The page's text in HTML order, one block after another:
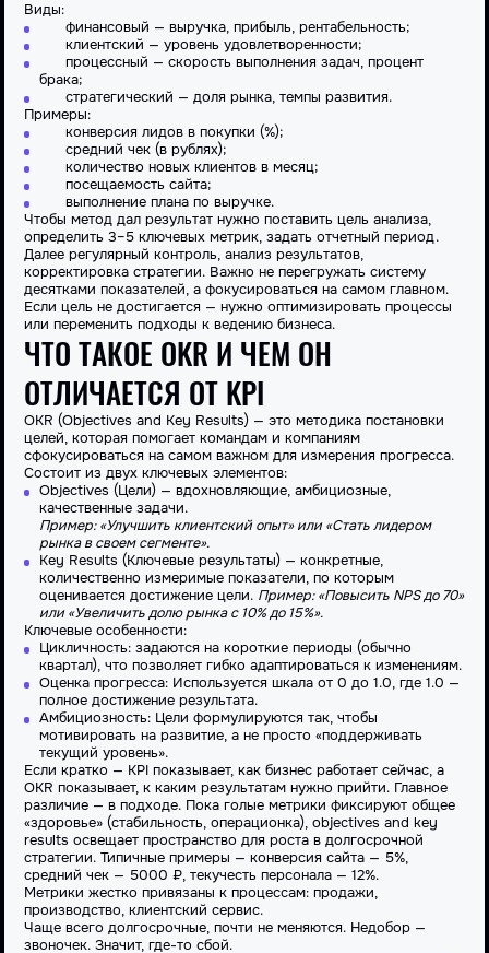
Виды:
финансовый — выручка, прибыль, рентабельность;
клиентский — уровень удовлетворенности;
процессный — скорость выполнения задач, процент
брака;
стратегический — доля рынка, темпы развития.
Примеры:
конверсия лидов в покупки (%);
средний чек (в рублях);
количество новых клиентов в месяц;
посещаемость сайта;
выполнение плана по выручке.
Чтобы метод дал результат нужно поставить цель анализа,
определить 3–5 ключевых метрик, задать отчетный период.
Далее регулярный контроль, анализ результатов,
корректировка стратегии. Важно не перегружать систему
десятками показателей, а фокусироваться на самом главном.
Если цель не достигается — нужно оптимизировать процессы
или переменить подходы к ведению бизнеса.
ЧТО ТАКОЕ OKR И ЧЕМ ОН
ОТЛИЧАЕТСЯ ОТ KPI
OKR (Objectives and Key Results) — это методика постановки
целей, которая помогает командам и компаниям
сфокусироваться на самом важном для измерения прогресса.
Состоит из двух ключевых элементов:
Objectives (Цели) — вдохновляющие, амбициозные,
качественные задачи.
Пример: «Улучшить клиентский опыт» или «Стать лидером
рынка в своем сегменте».
Key Results (Ключевые результаты) — конкретные,
количественно измеримые показатели, по которым
оценивается достижение цели. Пример: «Повысить NPS до 70»
или «Увеличить долю рынка с 10% до 15%».
Ключевые особенности:
Цикличность: задаются на короткие периоды (обычно
квартал), что позволяет гибко адаптироваться к изменениям.
Оценка прогресса: Используется шкала от 0 до 1.0, где 1.0 —
полное достижение результата.
Амбициозность: Цели формулируются так, чтобы
мотивировать на развитие, а не просто «поддерживать
текущий уровень».
Если кратко — KPI показывает, как бизнес работает сейчас, а
OKR показывает, к каким результатам нужно прийти. Главное
различие — в подходе. Пока голые метрики фиксируют общее
«здоровье» (стабильность, операционка), objectives and key
results освещает пространство для роста в долгосрочной
стратегии. Типичные примеры — конверсия сайта — 5%,
средний чек — 5000 ₽, текучесть персонала — 12%.
Метрики жестко привязаны к процессам: продажи,
производство, клиентский сервис.
Чаще всего долгосрочные, почти не меняются. Недобор —
звоночек. Значит, где-то сбой.